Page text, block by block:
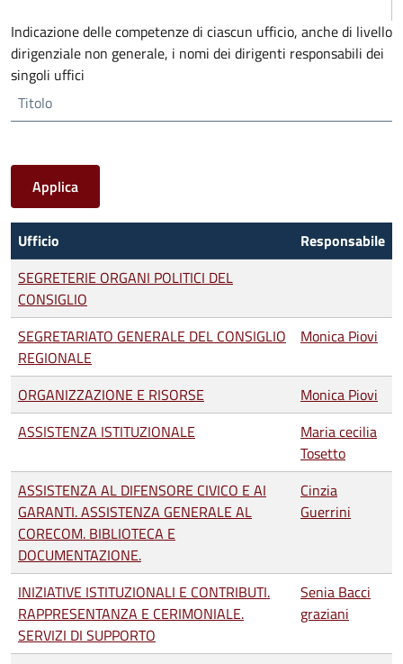
Indicazione delle competenze di ciascun ufficio, anche di livello
dirigenziale non generale, i nomi dei dirigenti responsabili dei
singoli uffici
Titolo
Ufficio
Responsabile
SEGRETERIE ORGANI POLITICI DEL
CONSIGLIO
SEGRETARIATO GENERALE DEL CONSIGLIO
REGIONALE
Monica Piovi
ORGANIZZAZIONE E RISORSE
Monica Piovi
ASSISTENZA ISTITUZIONALE
Maria cecilia
Tosetto
ASSISTENZA AL DIFENSORE CIVICO E AI
GARANTI. ASSISTENZA GENERALE AL
CORECOM. BIBLIOTECA E
DOCUMENTAZIONE.
Cinzia
Guerrini
INIZIATIVE ISTITUZIONALI E CONTRIBUTI.
RAPPRESENTANZA E CERIMONIALE.
SERVIZI DI SUPPORTO
Senia Bacci
graziani